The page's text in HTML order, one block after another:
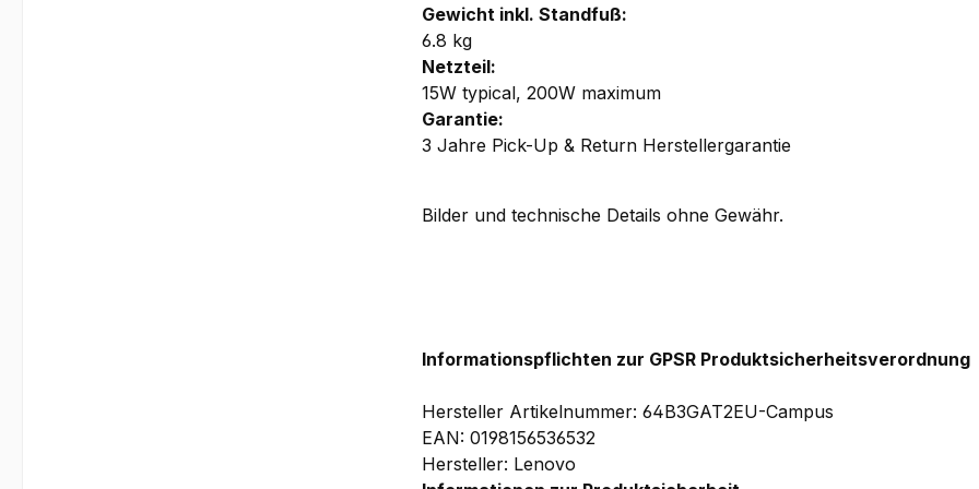
Gewicht inkl. Standfuß:
6.8 kg
Netzteil:
15W typical, 200W maximum
Garantie:
3 Jahre Pick-Up & Return Herstellergarantie
Bilder und technische Details ohne Gewähr.
Informationspflichten zur GPSR Produktsicherheitsverordnung
Hersteller Artikelnummer: 64B3GAT2EU-Campus
EAN: 0198156536532
Hersteller: Lenovo